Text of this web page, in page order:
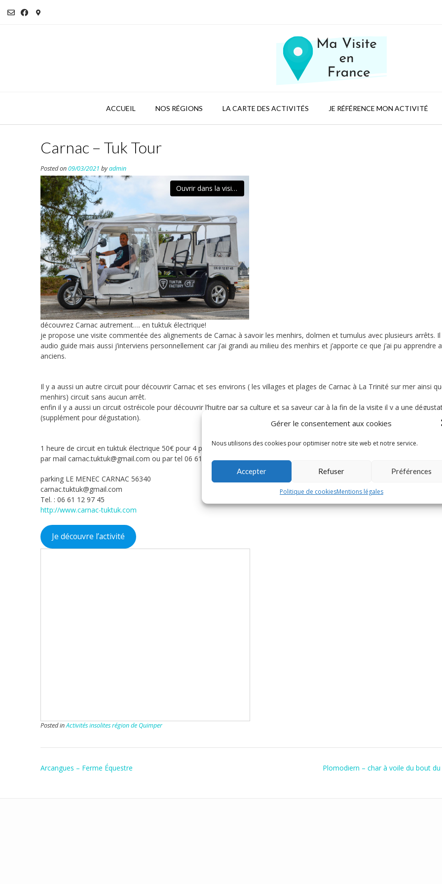
Gérer le consentement aux cookies
Nous utilisons des cookies pour optimiser notre site web et notre service.
Accepter Refuser Préférences
Politique de cookiesMentions légales
ACCUEIL NOS RÉGIONS LA CARTE DES ACTIVITÉS JE RÉFÉRENCE MON ACTIVITÉ
Carnac – Tuk Tour
Posted on09/03/2021 byadmin
Ouvrir dans la visionneuse
découvrez Carnac autrement…. en tuktuk électrique!
je propose une visite commentée des alignements de Carnac à savoir les menhirs, dolmen et tumulus avec plusieurs arrêts. Il
audio guide mais aussi j’interviens personnellement car j’ai grandi au milieu des menhirs et j’apporte ce que j’ai pu apprendre
anciens.
Il y a aussi un autre circuit pour découvrir Carnac et ses environs ( les villages et plages de Carnac à La Trinité sur mer ainsi
menhirs) circuit sans aucun arrêt.
enfin il y a aussi un circuit ostréicole pour découvrir l’huitre par sa culture et sa saveur car à la fin de la visite il y a une
(supplément pour dégustation).
1 heure de circuit en tuktuk électrique 50€ pour 4 personnes, la réservation est conseillée soit par le site www.carnac-
par mail carnac.tuktuk@gmail.com ou par tel 06 61 12 97 45
parking LE MENEC CARNAC 56340
carnac.tuktuk@gmail.com
Tel. : 06 61 12 97 45
http://www.carnac-tuktuk.com
Je découvre l’activité
Posted inActivités insolites région de Quimper
Post
Arcangues – Ferme Équestre Plomodiern – char à voile du bout